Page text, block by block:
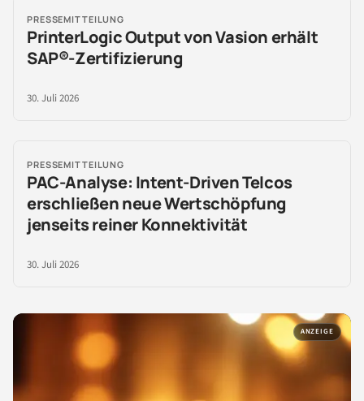
PRESSEMITTEILUNG
PrinterLogic Output von Vasion erhält
SAP®-Zertifizierung
30. Juli 2026
PRESSEMITTEILUNG
PAC-Analyse: Intent-Driven Telcos
erschließen neue Wertschöpfung
jenseits reiner Konnektivität
30. Juli 2026
ANZEIGE